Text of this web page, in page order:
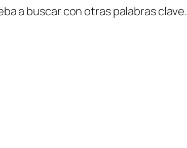
a buscar con otras palabras clave.